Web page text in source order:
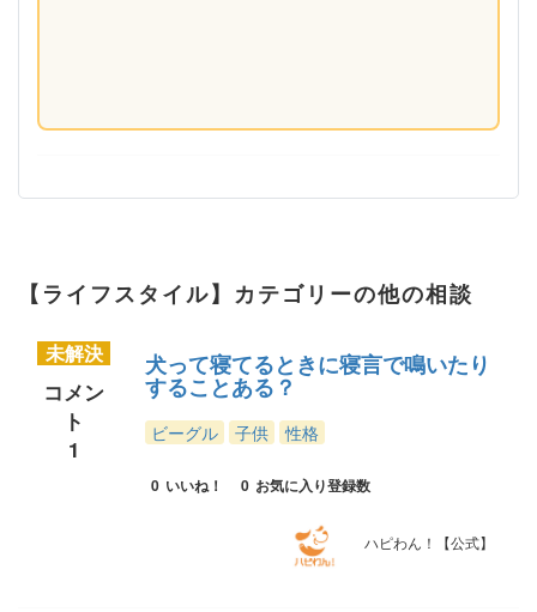
【ライフスタイル】カテゴリーの他の相談
未解決
コメン
ト
1
犬って寝てるときに寝言で鳴いたり
することある？
ビーグル 子供 性格
0 いいね！ 0 お気に入り登録数
ハピわん！【公式】